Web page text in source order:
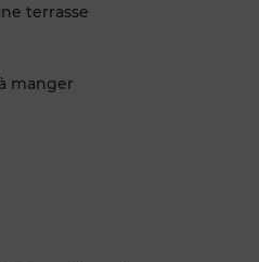
terrasse
manger